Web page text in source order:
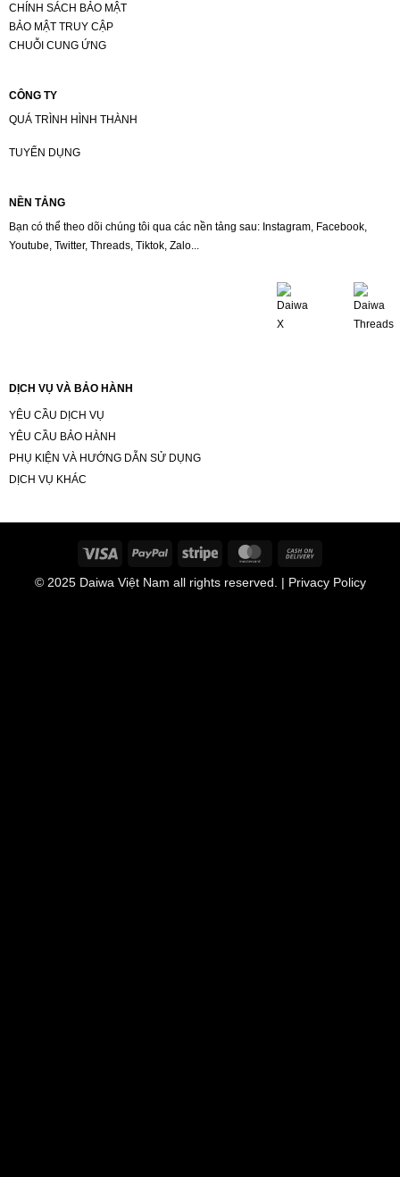
CHÍNH SÁCH BẢO MẬT
BẢO MẬT TRUY CẬP
CHUỖI CUNG ỨNG
CÔNG TY
QUÁ TRÌNH HÌNH THÀNH
TUYỂN DỤNG
NỀN TẢNG
Bạn có thể theo dõi chúng tôi qua các nền tảng sau: Instagram, Facebook,
Youtube, Twitter, Threads, Tiktok, Zalo...
DỊCH VỤ VÀ BẢO HÀNH
YÊU CẦU DỊCH VỤ
YÊU CẦU BẢO HÀNH
PHỤ KIỆN VÀ HƯỚNG DẪN SỬ DỤNG
DỊCH VỤ KHÁC
Visa PayPal Stripe MasterCard
Delivery
© 2025 Daiwa Việt Nam all rights reserved. | Privacy Policy